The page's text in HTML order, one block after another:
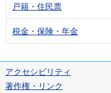
戸籍・住民票
税金・保険・年金
アクセシビリティ
著作権・リンク